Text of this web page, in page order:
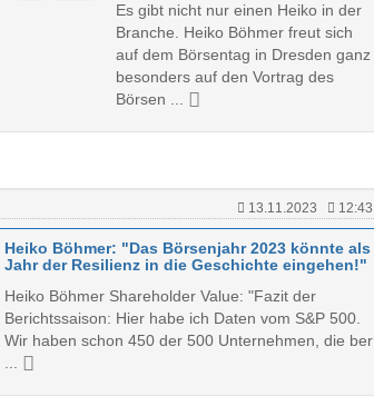
Es gibt nicht nur einen Heiko in der
Branche. Heiko Böhmer freut sich
auf dem Börsentag in Dresden ganz
besonders auf den Vortrag des
Börsen ...
13.11.2023 12:43
Heiko Böhmer: "Das Börsenjahr 2023 könnte als
Jahr der Resilienz in die Geschichte eingehen!"
Heiko Böhmer Shareholder Value: "Fazit der
Berichtssaison: Hier habe ich Daten vom S&P 500.
Wir haben schon 450 der 500 Unternehmen, die ber